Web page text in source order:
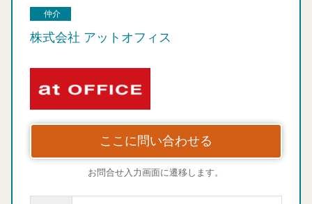
仲介
株式会社 アットオフィス
ここに問い合わせる
お問合せ入力画面に遷移します。